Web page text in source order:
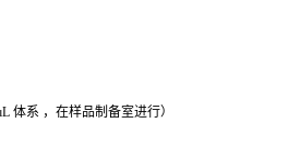
体系 ，在样品制备室进行）